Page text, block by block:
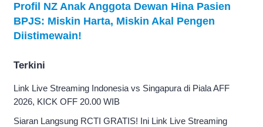
Profil NZ Anak Anggota Dewan Hina Pasien
BPJS: Miskin Harta, Miskin Akal Pengen
Diistimewain!
Terkini
Link Live Streaming Indonesia vs Singapura di Piala AFF
2026, KICK OFF 20.00 WIB
Siaran Langsung RCTI GRATIS! Ini Link Live Streaming